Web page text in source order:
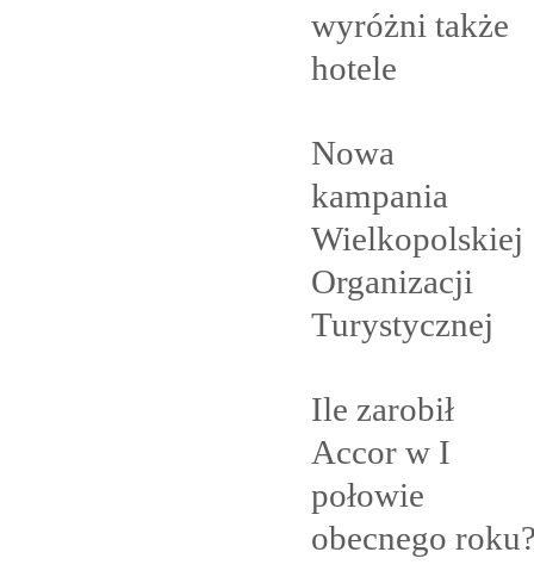
wyróżni także
hotele
Nowa
kampania
Wielkopolskiej
Organizacji
Turystycznej
Ile zarobił
Accor w I
połowie
obecnego